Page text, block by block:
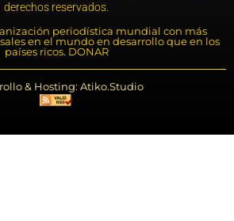
derechos reservados.
periodística mundial con más
en el mundo en desarrollo que en los
países ricos. DONAR
& Hosting: Atiko.Studio